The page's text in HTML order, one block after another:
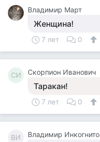
Владимир Март
Женщина!
7 лет 0
СИ Скорпион Иванович
Таракан!
7 лет 0
ВИ Владимир Инкогнито